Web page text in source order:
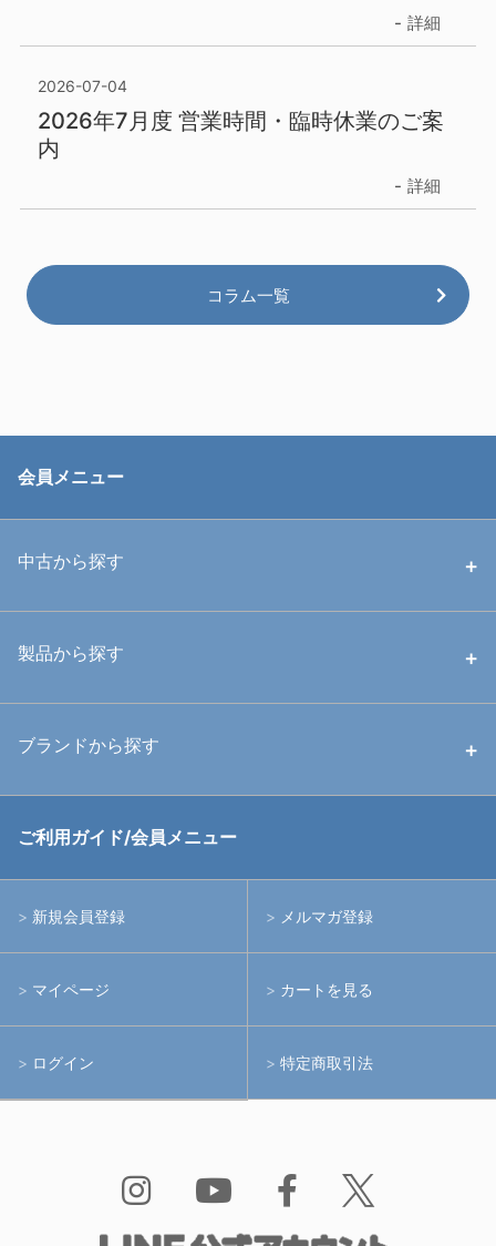
詳細
2026-07-04
2026年7月度 営業時間・臨時休業のご案
内
詳細
コラム一覧
会員メニュー
中古から探す
中古ハウジング
中古アームシステム
製品から探す
ハウジング
水中用品
ブランドから探す
RGBlue
イノン
フィッシュアイ
ご利用ガイド/会員メニュー
新規会員登録 メルマガ登録
マイページ カートを見る
ログイン 特定商取引法